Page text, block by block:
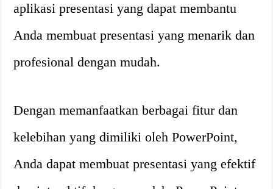
aplikasi presentasi yang dapat membantu
Anda membuat presentasi yang menarik dan
profesional dengan mudah.
Dengan memanfaatkan berbagai fitur dan
kelebihan yang dimiliki oleh PowerPoint,
Anda dapat membuat presentasi yang efektif